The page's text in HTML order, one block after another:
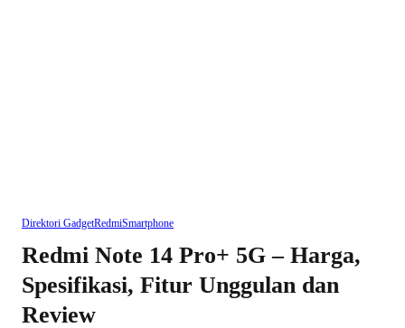
Direktori GadgetRedmiSmartphone
Redmi Note 14 Pro+ 5G – Harga,
Spesifikasi, Fitur Unggulan dan
Review